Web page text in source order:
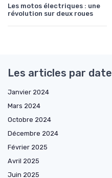
Les motos électriques : une
révolution sur deux roues
Les articles par date
Janvier 2024
Mars 2024
Octobre 2024
Décembre 2024
Février 2025
Avril 2025
Juin 2025